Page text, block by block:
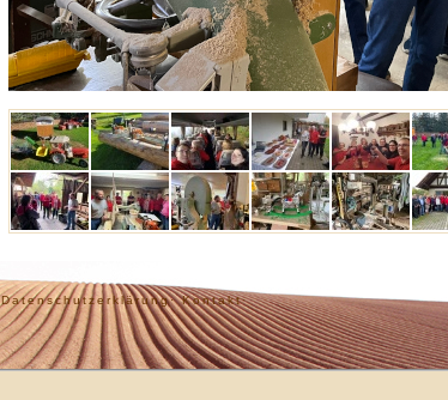
Datenschutzerklärung· Kontakt·